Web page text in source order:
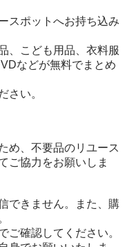
スポットへお持ち込み
、こども用品、衣料服
などが無料でまとめ
さい。
め、不要品のリユース
ご協力をお願いしま
できません。また、購
ご確認してください。